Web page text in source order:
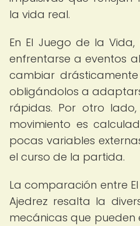
la vida real.
En El Juego de la
enfrentarse a eventos
cambiar
obligándolos a
rápidas. Por otro
movimiento es
pocas variables
el curso de la partida.
La comparación entre
Ajedrez resalta la
mecánicas que pueden